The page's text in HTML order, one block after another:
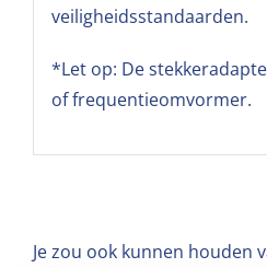
veiligheidsstandaarden.
*Let op: De
of frequentieomvormer.
Je zou ook kunnen houden